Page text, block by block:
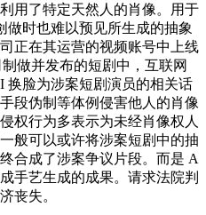
用了特定天然人的肖像。用于
时也难以预见所生成的抽象
正在其运营的视频账号中上线
做并发布的短剧中，互联网
换脸为涉案短剧演员的相关话
段伪制等体例侵害他人的肖像
权行为多表示为未经肖像权人
般可以或许将涉案短剧中的抽
合成了涉案争议片段。而是 A
手艺生成的成果。请求法院判
丧失。